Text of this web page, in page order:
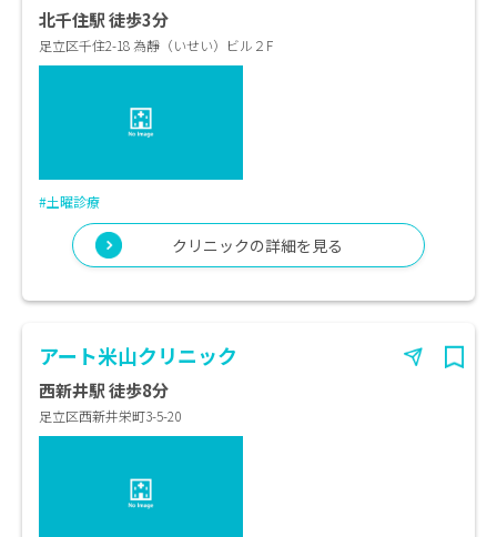
北千住駅 徒歩3分
足立区千住2-18 為靜（いせい）ビル２F
#土曜診療
クリニックの詳細を見る
アート米山クリニック
西新井駅 徒歩8分
足立区西新井栄町3-5-20